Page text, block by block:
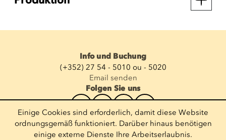
Info und Buchung
(+352) 27 54 - 5010 ou - 5020
Email senden
Folgen Sie uns
Newsletter abonnieren
E-Mail eingeben
Einige Cookies sind erforderlich, damit diese Website
ordnungsgemäß funktioniert. Darüber hinaus benötigen
einige externe Dienste Ihre Arbeitserlaubnis.